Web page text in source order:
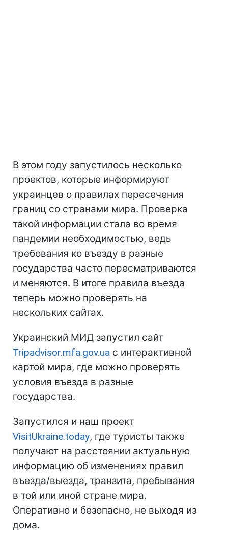
В этом году запустилось несколько
проектов, которые информируют
украинцев о правилах пересечения
границ со странами мира. Проверка
такой информации стала во время
пандемии необходимостью, ведь
требования ко въезду в разные
государства часто пересматриваются
и меняются. В итоге правила въезда
теперь можно проверять на
нескольких сайтах.
Украинский МИД запустил сайт
Tripadvisor.mfa.gov.ua с интерактивной
картой мира, где можно проверять
условия въезда в разные
государства.
Запустился и наш проект
VisitUkraine.today, где туристы также
получают на расстоянии актуальную
информацию об изменениях правил
въезда/выезда, транзита, пребывания
в той или иной стране мира.
Оперативно и безопасно, не выходя из
дома.